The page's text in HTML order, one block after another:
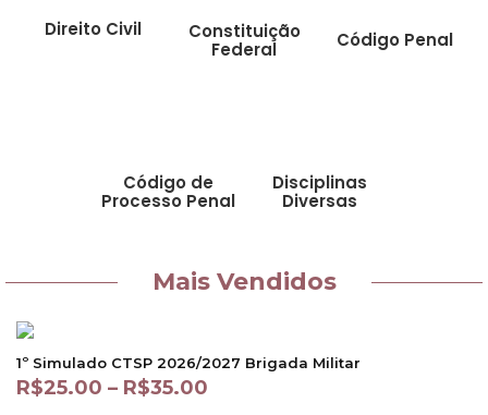
Direito Civil
Constituição
Federal
Código Penal
Código de
Processo Penal
Disciplinas
Diversas
Mais Vendidos
1º Simulado CTSP 2026/2027 Brigada Militar
R$25.00 – R$35.00